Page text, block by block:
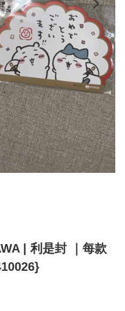
| 利是封 ｜每款